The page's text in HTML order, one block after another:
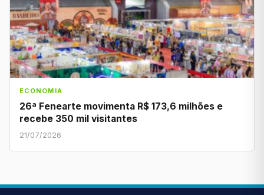
ECONOMIA
26ª Fenearte movimenta R$ 173,6 milhões e
recebe 350 mil visitantes
21/07/2026